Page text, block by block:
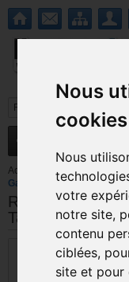
Nous
cookies
Nous
votre
notre site,
contenu
ciblées,
site et pour
Accueil Tablettes
Galaxy Tab 3 Kidz T2105
Réparation prise
Tab 3 Kidz